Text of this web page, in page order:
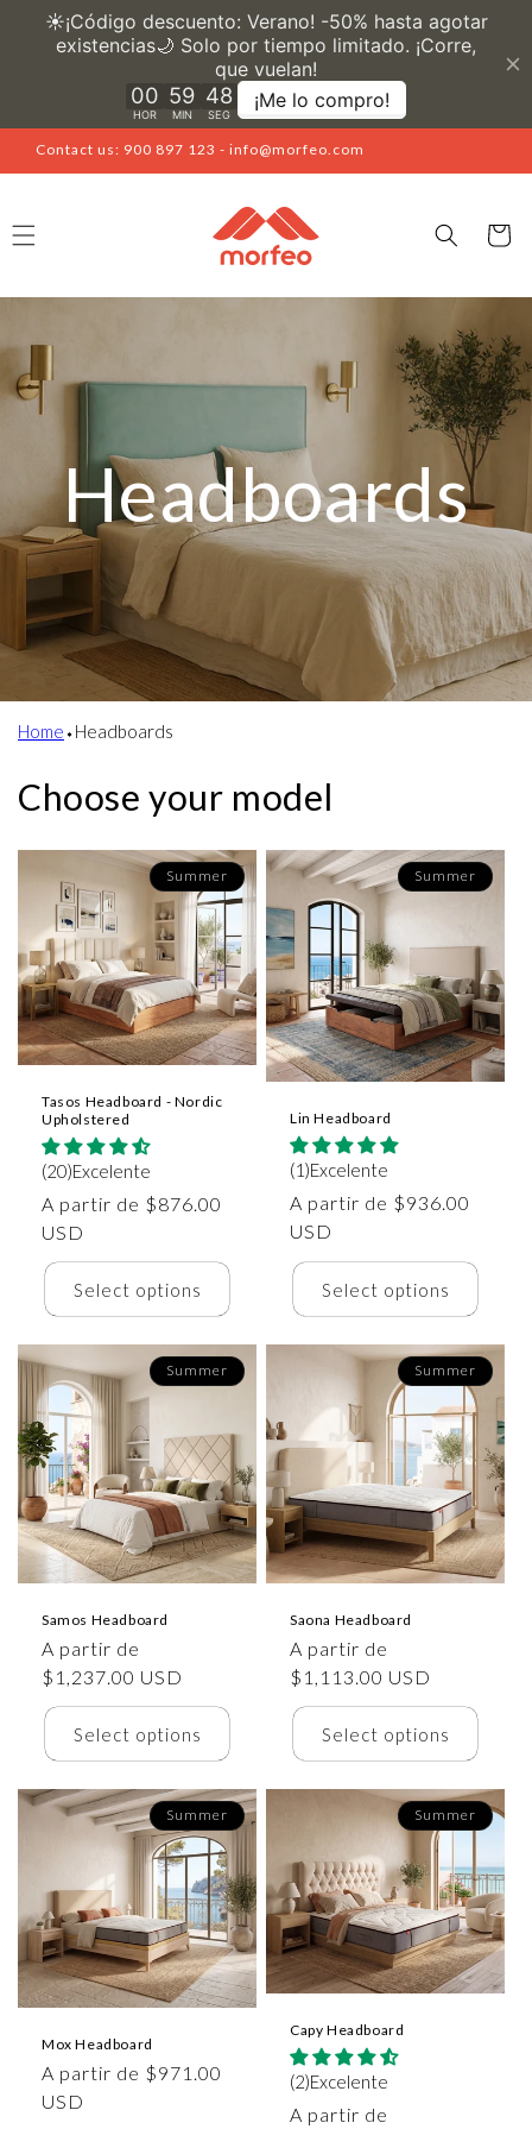
Skip to
content
Contact us: 900 897 123 - info@morfeo.com
Cart
Headboards
Home⬩Headboards
Choose your model
Summer
Tasos Headboard - Nordic
Upholstered
(20)Excelente
Precio
habitual
A partir de $876.00
USD
Select options
Summer
Lin Headboard
(1)Excelente
Precio
habitual
A partir de $936.00
USD
Select options
Summer
Samos Headboard
Precio
habitual
A partir de
$1,237.00 USD
Select options
Summer
Saona Headboard
Precio
habitual
A partir de
$1,113.00 USD
Select options
Summer
Mox Headboard
Precio
habitual
A partir de $971.00
USD
Summer
Capy Headboard
(2)Excelente
Precio
A partir de